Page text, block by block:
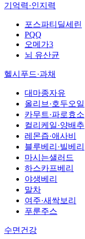
기억력·인지력
포스파티딜세린
PQQ
오메가3
뇌 유산균
헬시푸드·과채
대마종자유
올리브·호두오일
카무트·파로효소
컬리케일·양배추
레몬즙·애사비
블루베리·빌베리
마시는샐러드
하스카프베리
야생베리
말차
여주·새싹보리
푸룬주스
수면건강